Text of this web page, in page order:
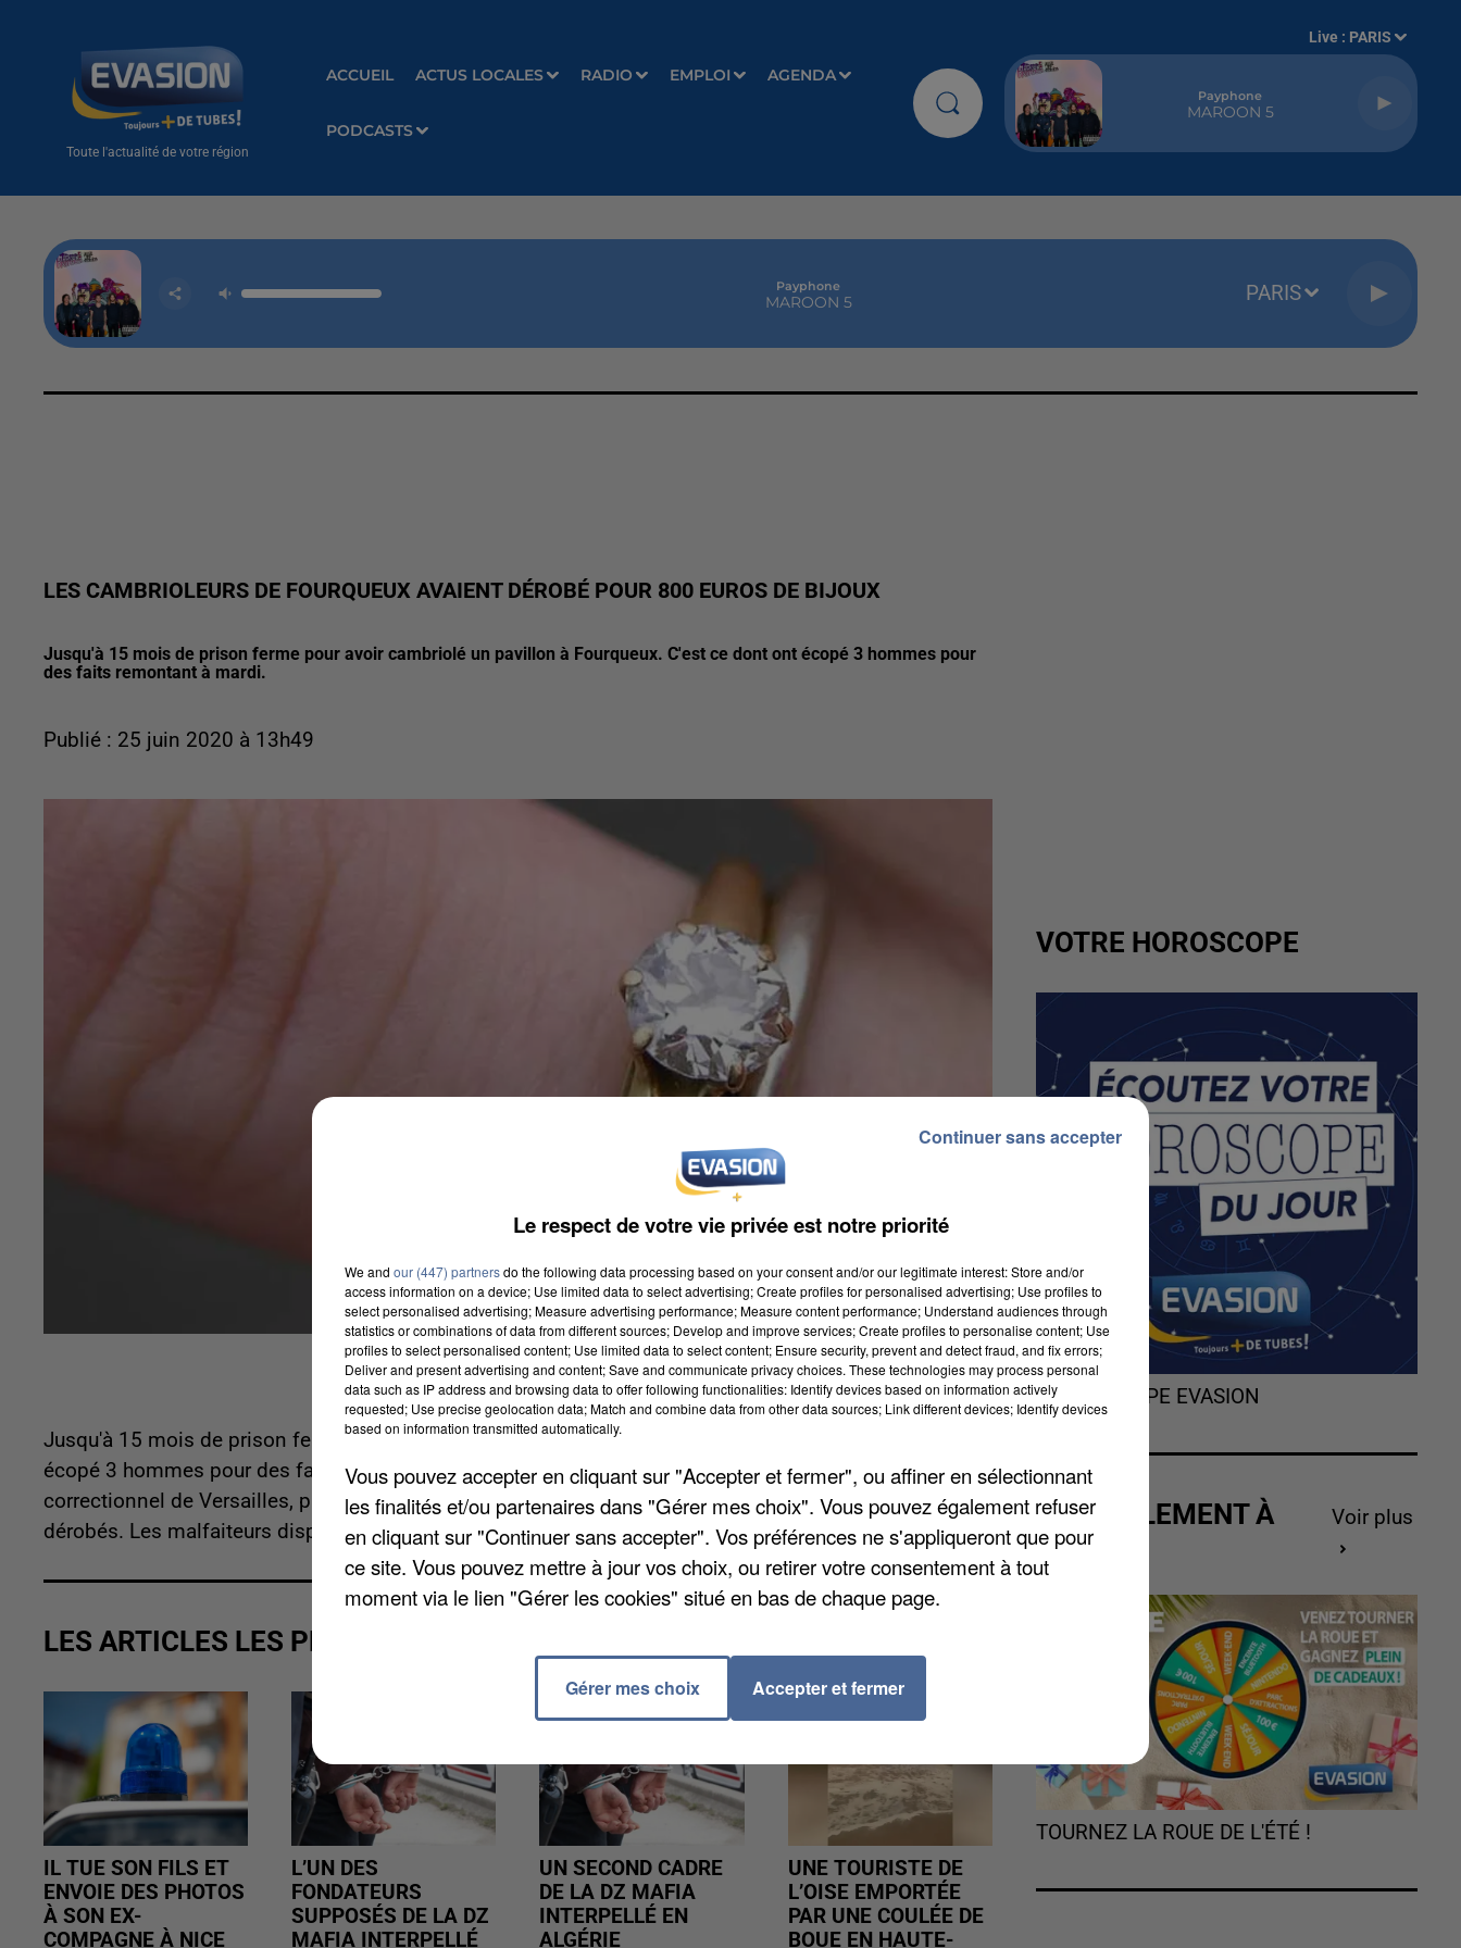
Toute l'actualité de votre région
ACCUEIL ACTUS LOCALES RADIO EMPLOI AGENDA
PODCASTS
Live : PARIS
Payphone
MAROON 5
Payphone
MAROON 5 PARIS
LES CAMBRIOLEURS DE FOURQUEUX AVAIENT DÉROBÉ POUR 800 EUROS DE BIJOUX
Jusqu'à 15 mois de prison ferme pour avoir cambriolé un pavillon à Fourqueux. C'est ce dont ont écopé 3 hommes pour
des faits remontant à mardi.
Publié : 25 juin 2020 à 13h49
Jusqu'à 15 mois de prison ferme pour avoir cambriolé un pavillon à Fourqueux. C'est ce dont ont
écopé 3 hommes pour des faits remontant à mardi, très tôt dans la matinée par le tribunal
correctionnel de Versailles, précise 78 Actu . Pour environ 800 euros de bijoux fantaisie aurait été
dérobés. Les malfaiteurs disposent de 10 jours pour faire appel de cette décision.
LES ARTICLES LES PLUS VUS
IL TUE SON FILS ET
ENVOIE DES PHOTOS
À SON EX-
COMPAGNE À NICE
L’UN DES
FONDATEURS
SUPPOSÉS DE LA DZ
MAFIA INTERPELLÉ
UN SECOND CADRE
DE LA DZ MAFIA
INTERPELLÉ EN
ALGÉRIE
UNE TOURISTE DE
L’OISE EMPORTÉE
PAR UNE COULÉE DE
BOUE EN HAUTE-
VOTRE HOROSCOPE
L'HOROSCOPE EVASION
ACTUELLEMENT À
GAGNER
Voir plus
TOURNEZ LA ROUE DE L'ÉTÉ !
Le respect de votre vie privée est notre priorité
We and our (447) partnersdo the following data processing based on your consent and/or our legitimate interest: Store and/or
access information on a device; Use limited data to select advertising; Create profiles for personalised advertising; Use profiles to
select personalised advertising; Measure advertising performance; Measure content performance; Understand audiences through
statistics or combinations of data from different sources; Develop and improve services; Create profiles to personalise content; Use
profiles to select personalised content; Use limited data to select content; Ensure security, prevent and detect fraud, and fix errors;
Deliver and present advertising and content; Save and communicate privacy choices. These technologies may process personal
data such as IP address and browsing data to offer following functionalities: Identify devices based on information actively
requested; Use precise geolocation data; Match and combine data from other data sources; Link different devices; Identify devices
based on information transmitted automatically.
Vous pouvez accepter en cliquant sur "Accepter et fermer", ou affiner en sélectionnant
les finalités et/ou partenaires dans "Gérer mes choix". Vous pouvez également refuser
en cliquant sur "Continuer sans accepter". Vos préférences ne s'appliqueront que pour
ce site. Vous pouvez mettre à jour vos choix, ou retirer votre consentement à tout
moment via le lien "Gérer les cookies" situé en bas de chaque page.
Gérer mes choix Accepter et fermer
Continuer sans accepter